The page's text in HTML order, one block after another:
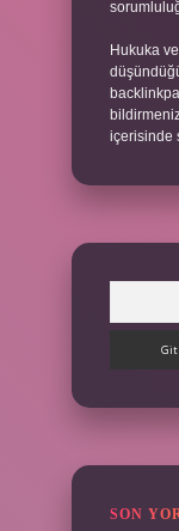
Hukuka
içerisinde
SON